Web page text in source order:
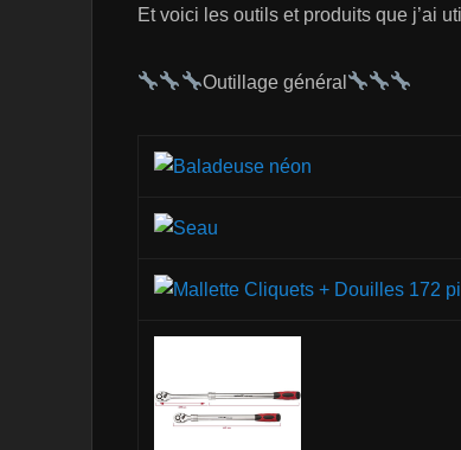
Et voici les outils et produits que j’ai
Outillage général